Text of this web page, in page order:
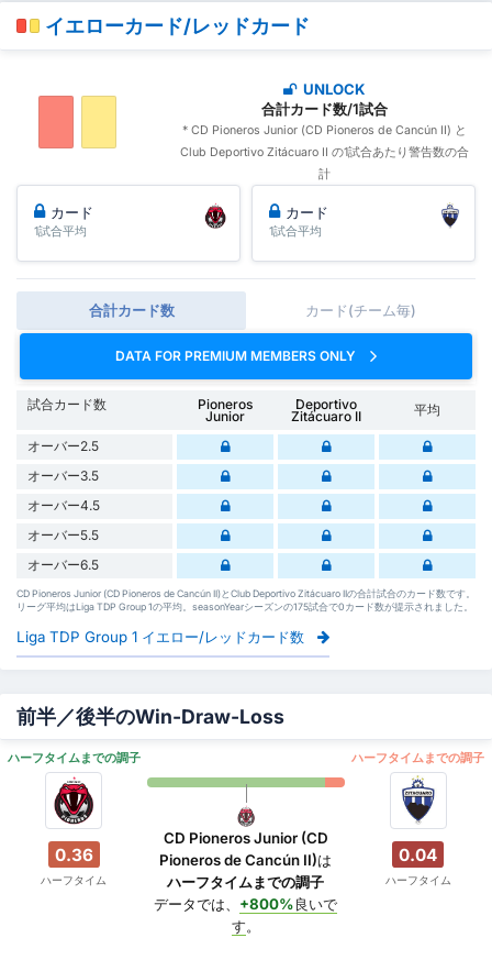
イエローカード/レッドカード
UNLOCK
合計カード数/1試合
* CD Pioneros Junior (CD Pioneros de Cancún II) と
Club Deportivo Zitácuaro II の1試合あたり警告数の合
計
カード
1試合平均
カード
1試合平均
合計カード数 カード(チーム毎)
DATA FOR PREMIUM MEMBERS ONLY
試合カード数 Pioneros
Junior
Deportivo
Zitácuaro II 平均
オーバー2.5
オーバー3.5
オーバー4.5
オーバー5.5
オーバー6.5
CD Pioneros Junior (CD Pioneros de Cancún II)とClub Deportivo Zitácuaro IIの合計試合のカード数です。
リーグ平均はLiga TDP Group 1の平均。seasonYearシーズンの175試合で0カード数が提示されました。
Liga TDP Group 1 イエロー/レッドカード数
前半／後半のWin-Draw-Loss
ハーフタイムまでの調子 ハーフタイムまでの調子
0.36
ハーフタイム
CD Pioneros Junior (CD
Pioneros de Cancún II)は
ハーフタイムまでの調子
データでは、 +800%良いで
す。
0.04
ハーフタイム